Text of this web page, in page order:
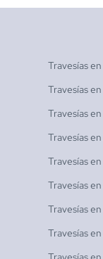
Travesías en
Travesías en
Travesías en
Travesías en
Travesías en
Travesías en
Travesías en
Travesías en